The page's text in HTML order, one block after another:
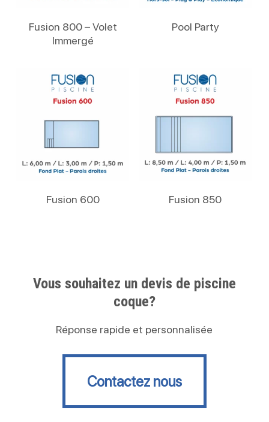
Fusion 800 – Volet
Immergé
Pool Party
Fusion 600 Fusion 850
Vous souhaitez un devis de piscine
coque?
Réponse rapide et personnalisée
Contactez nous
Contactez nous